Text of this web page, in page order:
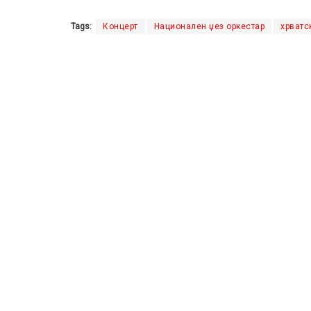
Tags: Концерт Национален џез oркестар